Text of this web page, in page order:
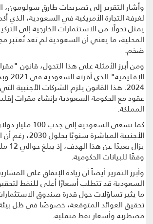
وأشار التقرير إلى تصريحات طارق سولومون،
لغرفة التجارة الأمريكية في السعودية، الذي
يمثل تحولًا من الاستثمارات الخارجية إلى
المحلية، ما يعني أن السعودية لم تعد تُعتبر
ضخم.
ومن أبرز الأمثلة على هذا التحول، قانون
2024. هذا القانون يلزم الشركات الأجنبية
عقود مع الحكومة السعودية بإنشاء مقرات
المملكة.
كما تسعى السعودية
الأجنبية المباشرة
يزال
وفقًا للبيانات الحكومية.
وأبرز التقرير أيضاً أن زيادة الإنفاق على
السعودية قد تتطلب أسعارًا أعلى للنفط
ما يثير تساؤلات حول قدرة صندوق
تحقيق العوائد المتوقعة، خصوصًا في ظل
مضطربة وأسعار نفط متقلبة.